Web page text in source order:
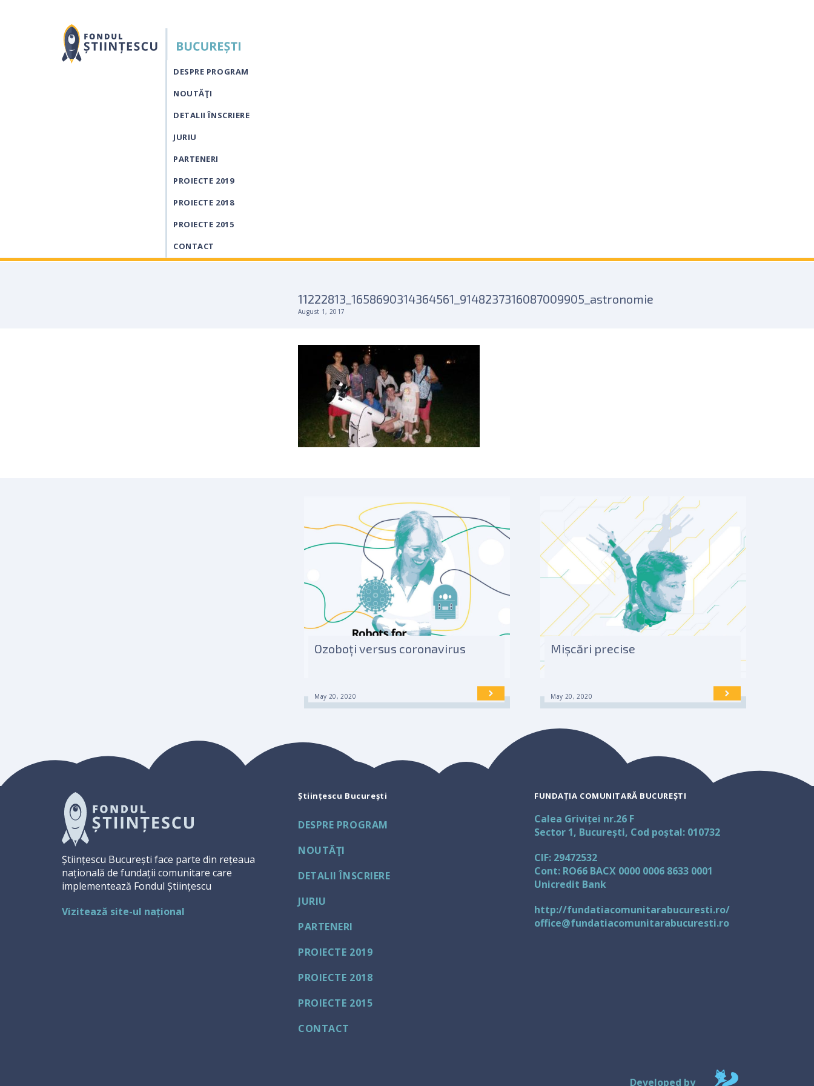
DESPRE PROGRAM
NOUTĂŢI
DETALII ÎNSCRIERE
JURIU
PARTENERI
PROIECTE 2019
PROIECTE 2018
PROIECTE 2015
CONTACT
11222813_1658690314364561_9148237316087009905_astronomie
August 1, 2017
Ozoboți versus coronavirus
May 20, 2020
Mișcări precise
May 20, 2020
Științescu București face parte din rețeaua
națională de fundații comunitare care
implementează Fondul Științescu
Vizitează site-ul național
Științescu București
DESPRE PROGRAM
NOUTĂŢI
DETALII ÎNSCRIERE
JURIU
PARTENERI
PROIECTE 2019
PROIECTE 2018
PROIECTE 2015
CONTACT
FUNDAȚIA COMUNITARĂ BUCUREȘTI
Calea Griviței nr.26 F
Sector 1, București, Cod poștal: 010732
CIF: 29472532
Cont: RO66 BACX 0000 0006 8633 0001
Unicredit Bank
http://fundatiacomunitarabucuresti.ro/
office@fundatiacomunitarabucuresti.ro
Developed by